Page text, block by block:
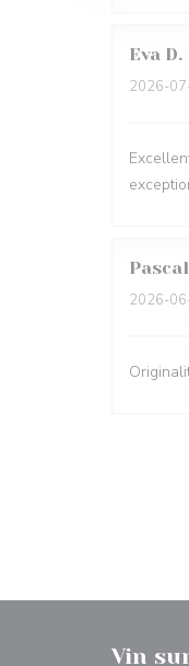
Eva D
2026-
Pascal
2026-
Vin